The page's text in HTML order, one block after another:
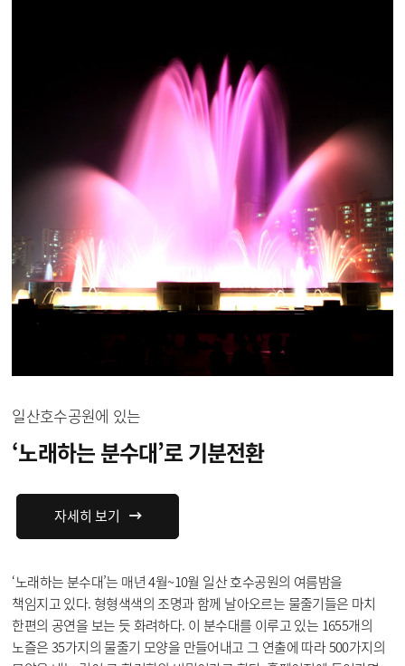
일산호수공원에 있는
‘노래하는 분수대’로기분전환
자세히 보기
‘노래하는 분수대’는 매년 4월~10월 일산 호수공원의 여름밤을
책임지고 있다. 형형색색의 조명과 함께 날아오르는 물줄기들은 마치
한편의 공연을 보는 듯 화려하다. 이 분수대를 이루고 있는 1655개의
노즐은 35가지의 물줄기 모양을 만들어내고 그 연출에 따라 500가지의